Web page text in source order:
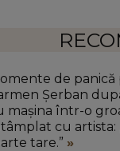
de
Șerban
mașina într-o
cu artista:
tare.”